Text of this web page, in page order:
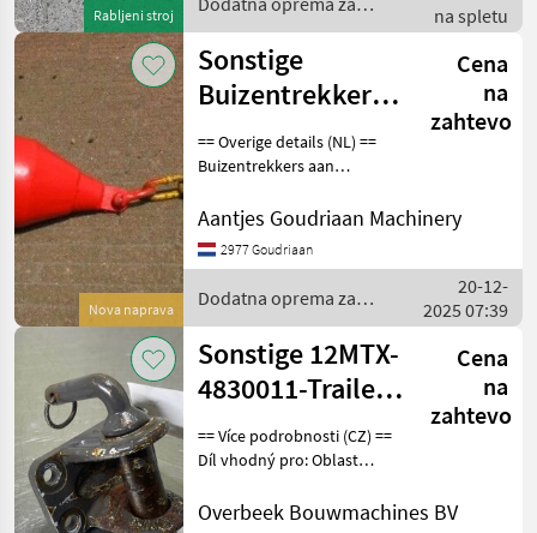
Rabljeni stroj
traktorje / Sonstige
na spletu
Nova naprava
Sonstige
Buizentrekkers
aan molploeg
Cena
na
zahtevo
== Overige details (NL) ==
Buizentrekkers aan
Dodatna oprema za
traktorje Vlečno rudo
Aantjes Goudriaan Machinery
2977 Goudriaan
Dodatna oprema za
traktorje / Sonstige
20-12-
2025 07:39
Sonstige 12MTX-
4830011-Trailer
hitch/Anhängerkupplung
Cena
na
zahtevo
== Více podrobnosti (CZ) ==
Díl vhodný pro: Oblast
DPH/marže: Odpočet DPH
Overbeek Bouwmachines BV